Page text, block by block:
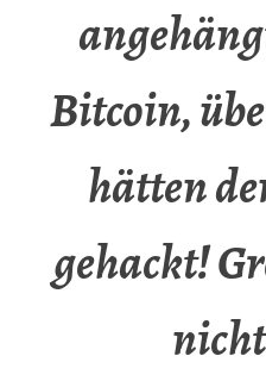
Bitcoin,
hätten
gehackt!